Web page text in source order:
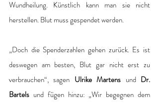
Wundheilung. Künstlich kann man sie nicht
herstellen. Blut muss gespendet werden.
„Doch die Spenderzahlen gehen zurück. Es ist
deswegen am besten, Blut gar nicht erst zu
verbrauchen“, sagen Ulrike Martens und Dr.
Bartels und fügen hinzu: „Wir begegnen dem